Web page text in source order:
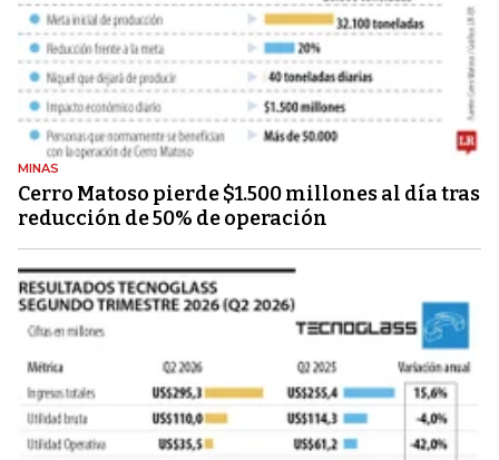
MINAS
Cerro Matoso pierde $1.500 millones al día tras
reducción de 50% de operación